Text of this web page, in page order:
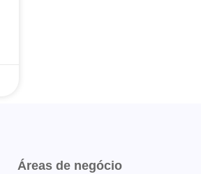
Áreas de negócio